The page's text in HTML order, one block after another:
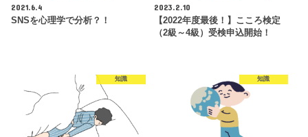
2021.6.4
SNSを心理学で分析？！
2023.2.10
【2022年度最後！】こころ検定
（2級～4級）受検申込開始！
知識 知識